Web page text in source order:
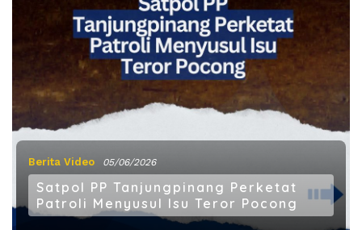
Berita Video 05/06/2026
Satpol PP Tanjungpinang Perketat
Patroli Menyusul Isu Teror Pocong